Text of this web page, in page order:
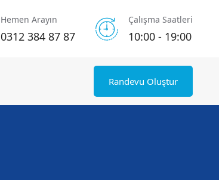
Hemen Arayın
0312 384 87 87
Çalışma Saatleri
10:00 - 19:00
Randevu Oluştur